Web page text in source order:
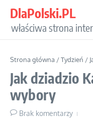
DlaPolski.PL
właściwa strona
Strona główna /Tydzień /
Jak dziadzio
wybory
Brak komentarzy